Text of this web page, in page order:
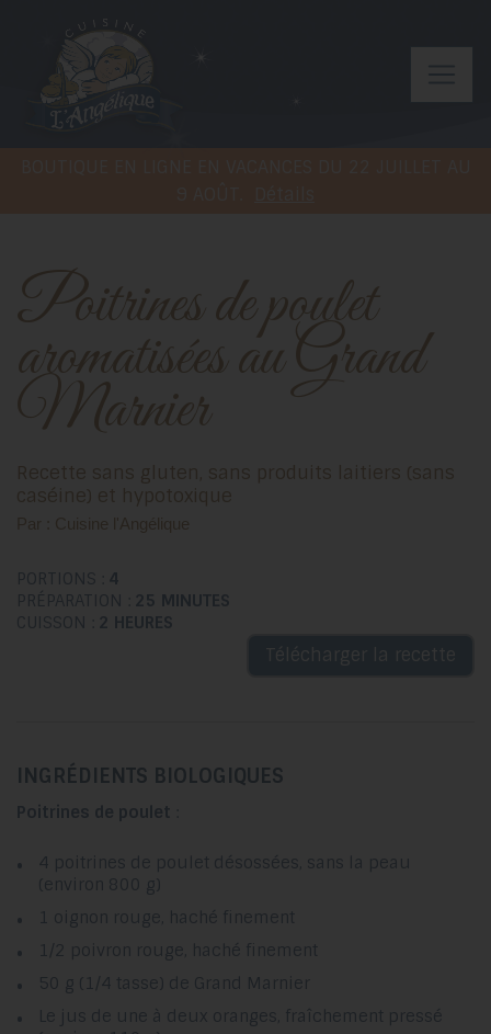
Poitrines de poulet
aromatisées au Grand
Marnier
Recette sans gluten, sans produits laitiers (sans
caséine) et hypotoxique
Par : Cuisine l'Angélique
PORTIONS : 4
PRÉPARATION : 25 MINUTES
CUISSON : 2 HEURES
INGRÉDIENTS BIOLOGIQUES
Poitrines de poulet
4 poitrines de poulet désossées, sans la peau
(environ 800 g)
1 oignon rouge, haché finement
1/2 poivron rouge, haché finement
50 g (1/4 tasse) de Grand Marnier
Le jus de une à deux oranges, fraîchement pressé